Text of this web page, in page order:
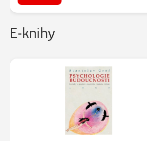
E-knihy